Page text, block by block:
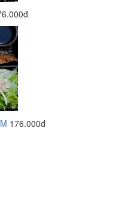
176.000đ